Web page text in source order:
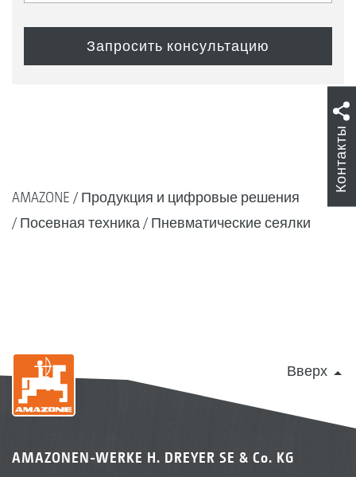
AMAZONE
Продукция и цифровые решения
Посевная техника
Пневматические сеялки
Вверх
AMAZONEN-WERKE H. DREYER SE & Co. KG
Контакты